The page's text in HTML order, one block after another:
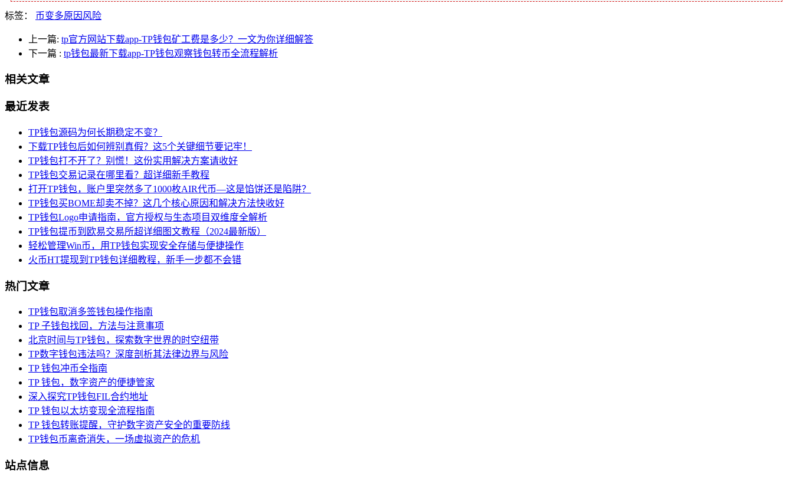
标签： 币变多原因风险
上一篇: tp官方网站下载app-TP钱包矿工费是多少？一文为你详细解答
下一篇 : tp钱包最新下载app-TP钱包观察钱包转币全流程解析
相关文章
最近发表
TP钱包源码为何长期稳定不变？
下载TP钱包后如何辨别真假？这5个关键细节要记牢！
TP钱包打不开了？别慌！这份实用解决方案请收好
TP钱包交易记录在哪里看？超详细新手教程
打开TP钱包，账户里突然多了1000枚AIR代币—这是馅饼还是陷阱？
TP钱包买BOME却卖不掉？这几个核心原因和解决方法快收好
TP钱包Logo申请指南，官方授权与生态项目双维度全解析
TP钱包提币到欧易交易所超详细图文教程（2024最新版）
轻松管理Win币，用TP钱包实现安全存储与便捷操作
火币HT提现到TP钱包详细教程，新手一步都不会错
热门文章
TP钱包取消多签钱包操作指南
TP 子钱包找回，方法与注意事项
北京时间与TP钱包，探索数字世界的时空纽带
TP数字钱包违法吗？深度剖析其法律边界与风险
TP 钱包冲币全指南
TP 钱包，数字资产的便捷管家
深入探究TP钱包FIL合约地址
TP 钱包以太坊变现全流程指南
TP 钱包转账提醒，守护数字资产安全的重要防线
TP钱包币离奇消失，一场虚拟资产的危机
站点信息